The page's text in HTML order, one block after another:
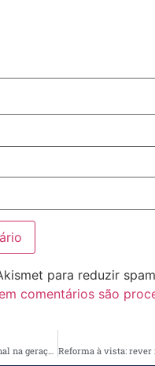
para reduzir
comentários são
São Paulo é líder nacional na geração de energia solar